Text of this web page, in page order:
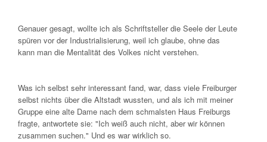
Genauer gesagt, wollte ich als Schriftsteller die Seele der Leute
spüren vor der Industrialisierung, weil ich glaube, ohne das
kann man die Mentalität des Volkes nicht verstehen.
Was ich selbst sehr interessant fand, war, dass viele Freiburger
selbst nichts über die Altstadt wussten, und als ich mit meiner
Gruppe eine alte Dame nach dem schmalsten Haus Freiburgs
fragte, antwortete sie: "Ich weiß auch nicht, aber wir können
zusammen suchen." Und es war wirklich so.